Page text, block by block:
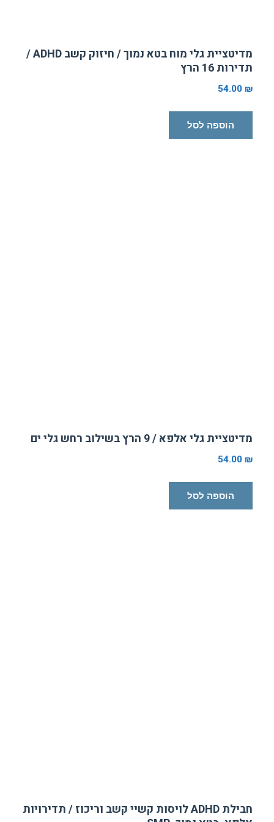
מדיטציית גלי מוח בטא נמוך / חיזוק קשב ADHD /
תדירות 16 הרץ
54.00 ₪
הוספה לסל
מדיטציית גלי אלפא / 9 הרץ בשילוב רחש גלי ים
54.00 ₪
הוספה לסל
חבילת ADHD לויסות קשיי קשב וריכוז / תדירויות